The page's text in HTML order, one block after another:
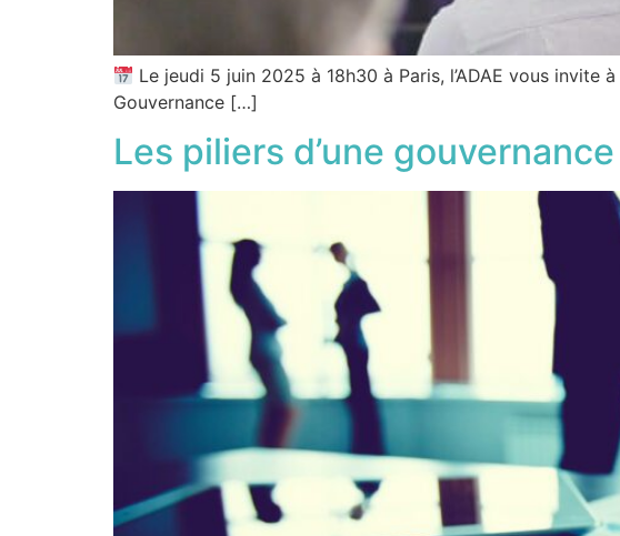
Le jeudi 5 juin 2025 à 18h30 à Paris, l’ADAE vous
Gouvernance […]
Les piliers d’une